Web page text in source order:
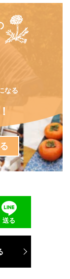
なる
送る